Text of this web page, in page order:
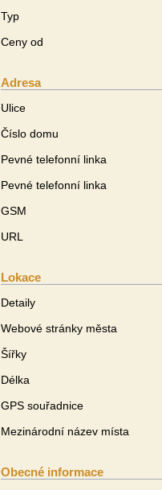
Typ
Ceny od
Adresa
Ulice
Číslo domu
Pevné telefonní linka
Pevné telefonní linka
GSM
URL
Lokace
Detaily
Webové stránky města
Šířky
Délka
GPS souřadnice
Mezinárodní název místa
Obecné informace